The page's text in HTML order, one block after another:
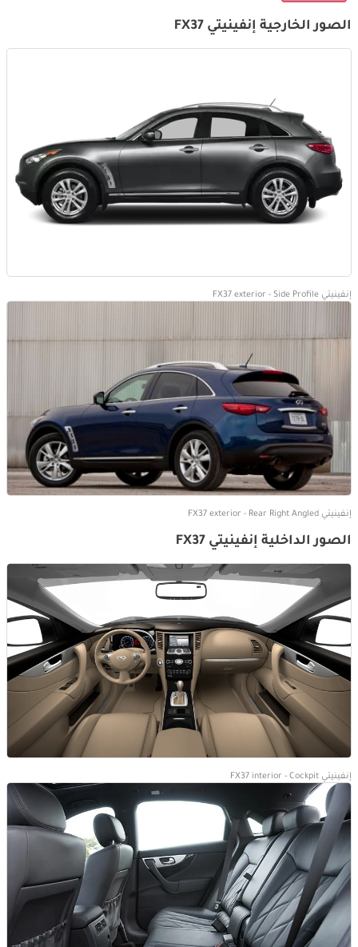
الصور الخارجية إنفينيتي FX37
إنفينيتي FX37 exterior - Side Profile
إنفينيتي FX37 exterior - Rear Right Angled
الصور الداخلية إنفينيتي FX37
إنفينيتي FX37 interior - Cockpit